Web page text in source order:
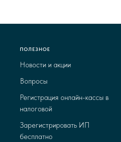
ПОЛЕЗНОЕ
Новости и акции
Вопросы
Регистрация онлайн-кассы в
налоговой
Зарегистрировать ИП
бесплатно